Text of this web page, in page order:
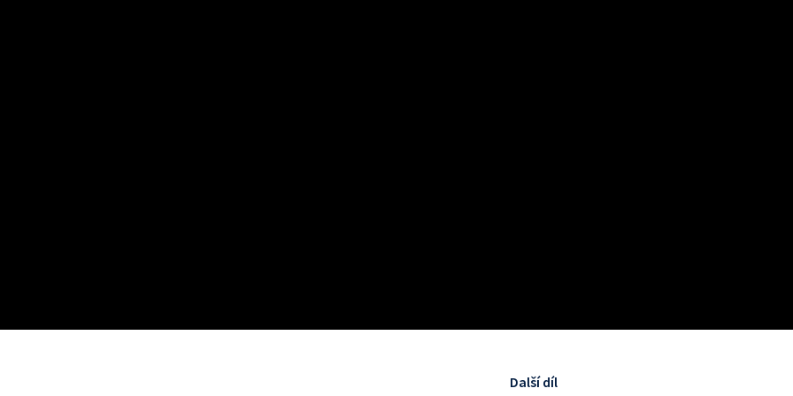
Další díl